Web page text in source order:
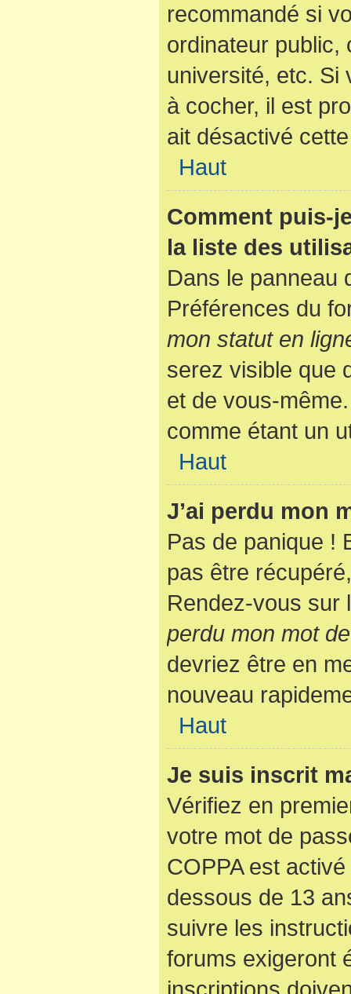
recommandé si
ordinateur public,
université, etc. Si
à cocher, il est
ait désactivé
Haut
Comment puis-
la liste des
Dans le panneau
Préférences du
mon statut en
serez visible que
et de vous-
comme étant un
Haut
J’ai perdu mon
Pas de panique !
pas être
Rendez-vous sur
perdu mon mot
devriez être en
nouveau
Haut
Je suis inscrit
Vérifiez en
votre mot de
COPPA est
dessous de 13
suivre les
forums exigeront